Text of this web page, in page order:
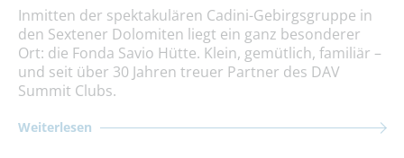
Inmitten der spektakulären Cadini-Gebirgsgruppe in
den Sextener Dolomiten liegt ein ganz besonderer
Ort: die Fonda Savio Hütte. Klein, gemütlich, familiär –
und seit über 30 Jahren treuer Partner des DAV
Summit Clubs.
Weiterlesen